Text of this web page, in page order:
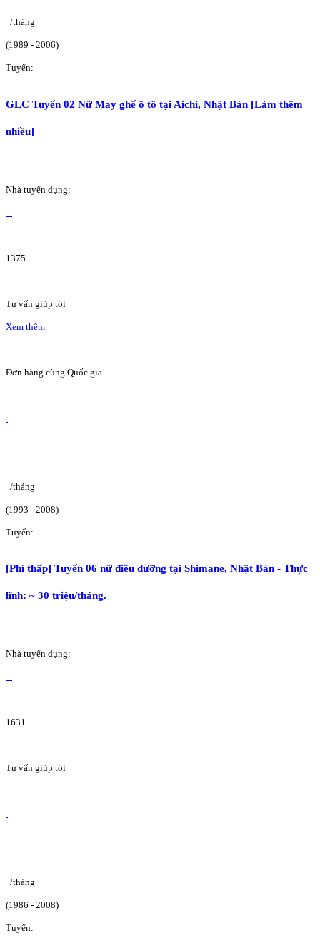
/tháng
(1989 - 2006)
Tuyển:
GLC Tuyển 02 Nữ May ghế ô tô tại Aichi, Nhật Bản [Làm thêm
nhiều]
Nhà tuyển dụng:
1375
Tư vấn giúp tôi
Xem thêm
Đơn hàng cùng Quốc gia
/tháng
(1993 - 2008)
Tuyển:
[Phí thấp] Tuyển 06 nữ điều dưỡng tại Shimane, Nhật Bản - Thực
lĩnh: ~ 30 triệu/tháng.
Nhà tuyển dụng:
1631
Tư vấn giúp tôi
/tháng
(1986 - 2008)
Tuyển: